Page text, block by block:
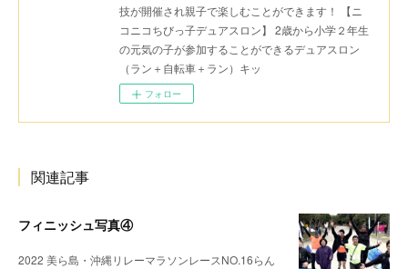
技が開催され親子で楽しむことができます！ 【ニ
コニコちびっ子デュアスロン】 2歳から小学２年生
の元気の子が参加することができるデュアスロン
（ラン＋自転車＋ラン）キッ
フォロー
関連記事
フィニッシュ写真④
2022 美ら島・沖縄リレーマラソンレースNO.16らん